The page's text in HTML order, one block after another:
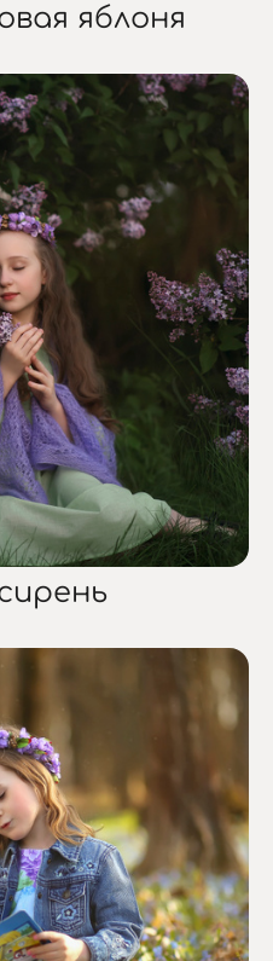
яблоня